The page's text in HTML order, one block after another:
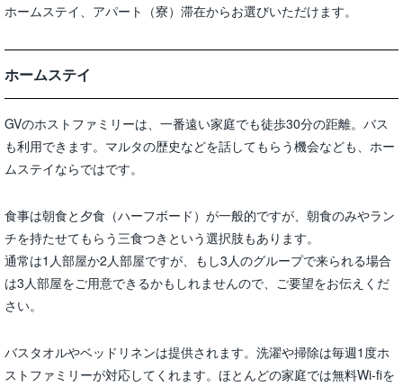
ホームステイ、アパート（寮）滞在からお選びいただけます。
ホームステイ
GVのホストファミリーは、一番遠い家庭でも徒歩30分の距離。バス
も利用できます。マルタの歴史などを話してもらう機会なども、ホー
ムステイならではです。
食事は朝食と夕食（ハーフボード）が一般的ですが、朝食のみやラン
チを持たせてもらう三食つきという選択肢もあります。
通常は1人部屋か2人部屋ですが、もし3人のグループで来られる場合
は3人部屋をご用意できるかもしれませんので、ご要望をお伝えくだ
さい。
バスタオルやベッドリネンは提供されます。洗濯や掃除は毎週1度ホ
ストファミリーが対応してくれます。ほとんどの家庭では無料Wi-fiを